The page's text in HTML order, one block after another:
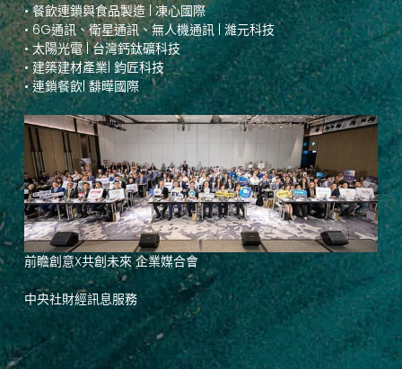
• 餐飲連鎖與食品製造 | 凍心國際
• 6G通訊、衛星通訊、無人機通訊 | 濰元科技
• 太陽光電 | 台灣鈣鈦礦科技
• 建築建材產業| 鈞匠科技
• 連鎖餐飲| 馡曄國際
前瞻創意X共創未來 企業媒合會
中央社財經訊息服務